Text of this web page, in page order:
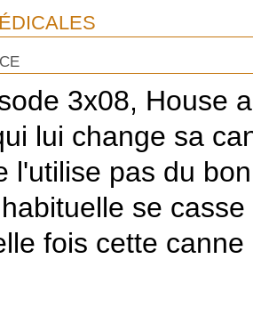
3x08, House
lui change sa
l'utilise pas du
se
fois cette